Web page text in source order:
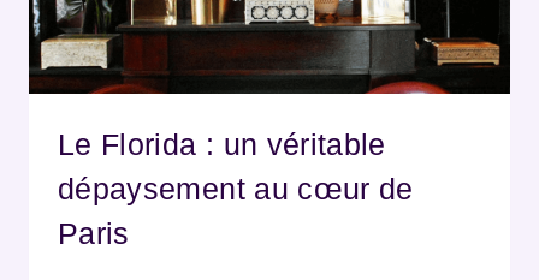
Le Florida : un véritable
dépaysement au cœur de
Paris